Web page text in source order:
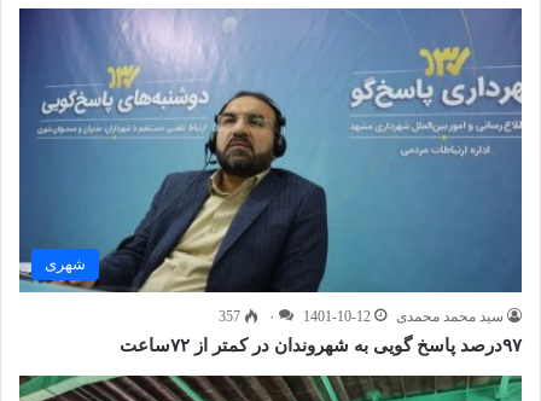
شهری
سید محمد محمدی 1401-10-12 ۰ 357
۹۷درصد پاسخ گویی به شهروندان در کمتر از ۷۲ساعت